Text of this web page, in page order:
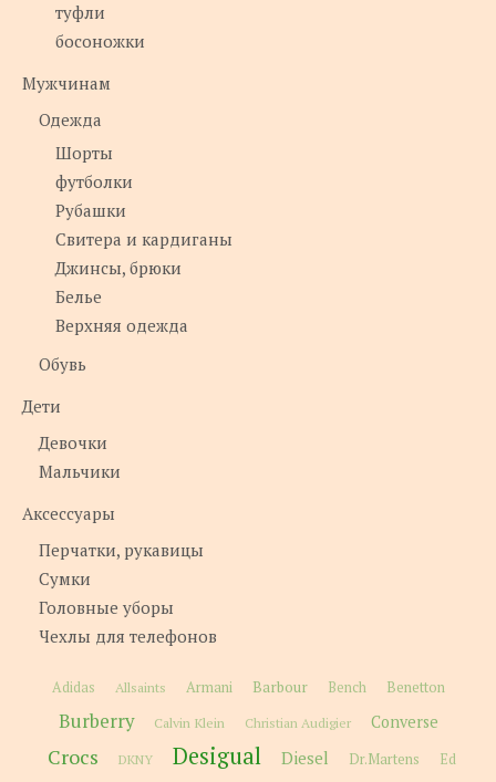
туфли
босоножки
Мужчинам
Одежда
Шорты
футболки
Рубашки
Свитера и кардиганы
Джинсы, брюки
Белье
Верхняя одежда
Обувь
Дети
Девочки
Мальчики
Аксессуары
Перчатки, рукавицы
Сумки
Головные уборы
Чехлы для телефонов
Adidas Allsaints Armani Barbour Bench Benetton
Burberry Calvin Klein Christian Audigier Converse
Crocs DKNY Desigual Diesel Dr.Martens
Ed